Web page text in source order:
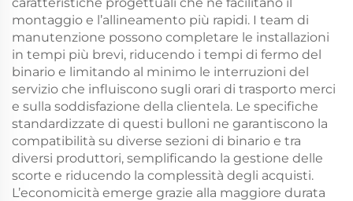
montaggio e l’allineamento più rapidi. I team di
manutenzione possono completare le installazioni
in tempi più brevi, riducendo i tempi di fermo del
binario e limitando al minimo le interruzioni del
servizio che influiscono sugli orari di trasporto merci
e sulla soddisfazione della clientela. Le specifiche
standardizzate di questi bulloni ne garantiscono la
compatibilità su diverse sezioni di binario e tra
diversi produttori, semplificando la gestione delle
scorte e riducendo la complessità degli acquisti.
L’economicità emerge grazie alla maggiore durata